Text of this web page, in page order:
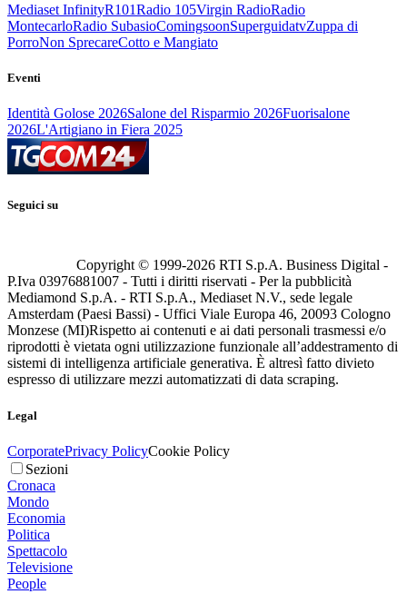
Mediaset InfinityR101Radio 105Virgin RadioRadio
MontecarloRadio SubasioComingsoonSuperguidatvZuppa di
PorroNon SprecareCotto e Mangiato
Eventi
Identità Golose 2026Salone del Risparmio 2026Fuorisalone
2026L'Artigiano in Fiera 2025
Seguici su
Copyright © 1999-2026 RTI S.p.A. Business Digital -
P.Iva 03976881007 - Tutti i diritti riservati - Per la pubblicità
Mediamond S.p.A. - RTI S.p.A., Mediaset N.V., sede legale
Amsterdam (Paesi Bassi) - Uffici Viale Europa 46, 20093 Cologno
Monzese (MI)Rispetto ai contenuti e ai dati personali trasmessi e/o
riprodotti è vietata ogni utilizzazione funzionale all’addestramento di
sistemi di intelligenza artificiale generativa. È altresì fatto divieto
espresso di utilizzare mezzi automatizzati di data scraping.
Legal
CorporatePrivacy PolicyCookie Policy
Sezioni
Cronaca
Mondo
Economia
Politica
Spettacolo
Televisione
People